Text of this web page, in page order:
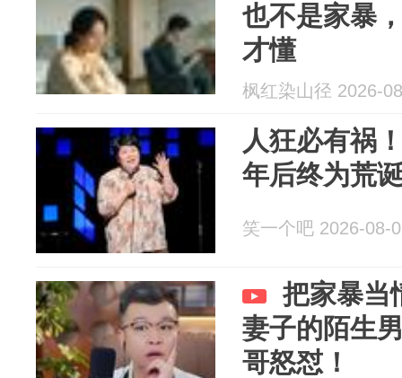
也不是家暴
才懂
枫红染山径 2026-
人狂必有祸
年后终为荒
笑一个吧 2026-08-
把家暴当
妻子的陌生
哥怒怼！